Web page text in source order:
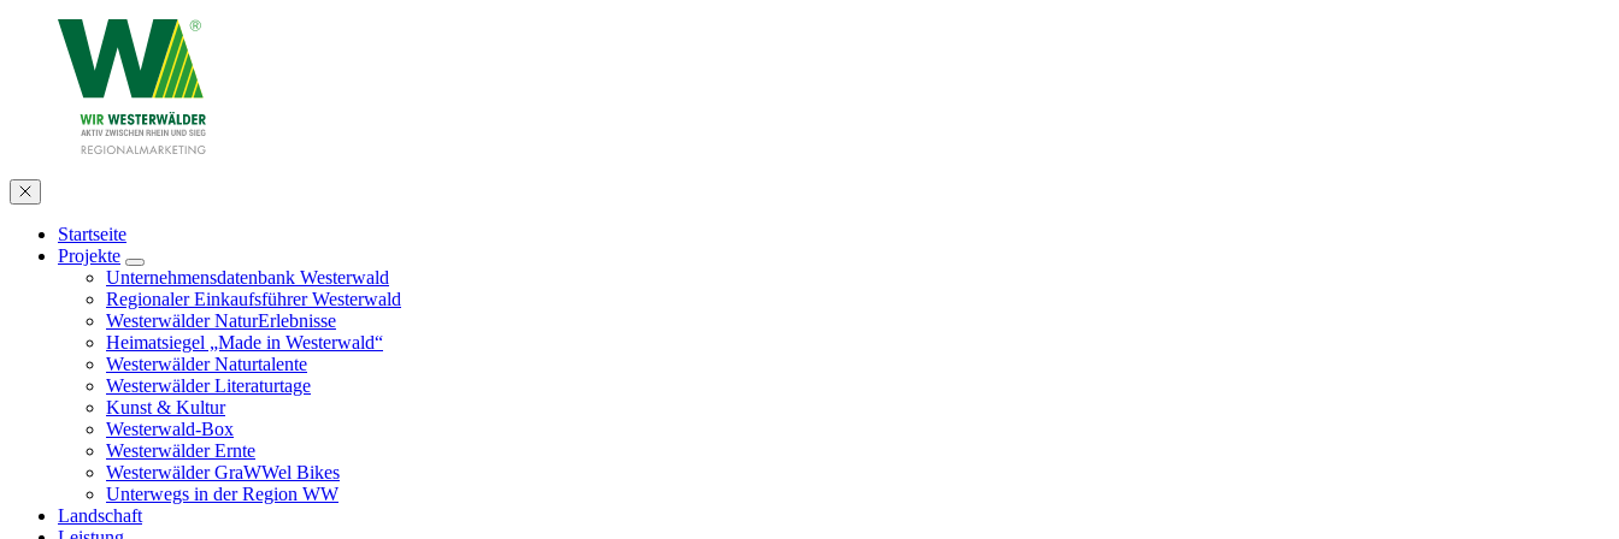
Startseite
Projekte
Unternehmensdatenbank Westerwald
Regionaler Einkaufsführer Westerwald
Westerwälder NaturErlebnisse
Heimatsiegel „Made in Westerwald“
Westerwälder Naturtalente
Westerwälder Literaturtage
Kunst & Kultur
Westerwald-Box
Westerwälder Ernte
Westerwälder GraWWel Bikes
Unterwegs in der Region WW
Landschaft